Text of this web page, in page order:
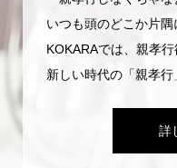
いつも頭のどこか片隅
KOKARAでは、親孝行
新しい時代の「親孝行
詳